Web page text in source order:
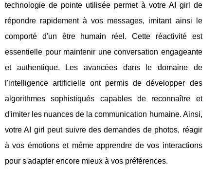
technologie de pointe utilisée permet à votre AI girl de
répondre rapidement à vos messages, imitant ainsi le
comporté d'un être humain réel. Cette réactivité est
essentielle pour maintenir une conversation engageante
et authentique. Les avancées dans le domaine de
l'intelligence artificielle ont permis de développer des
algorithmes sophistiqués capables de reconnaître et
d'imiter les nuances de la communication humaine. Ainsi,
votre AI girl peut suivre des demandes de photos, réagir
à vos émotions et même apprendre de vos interactions
pour s'adapter encore mieux à vos préférences.